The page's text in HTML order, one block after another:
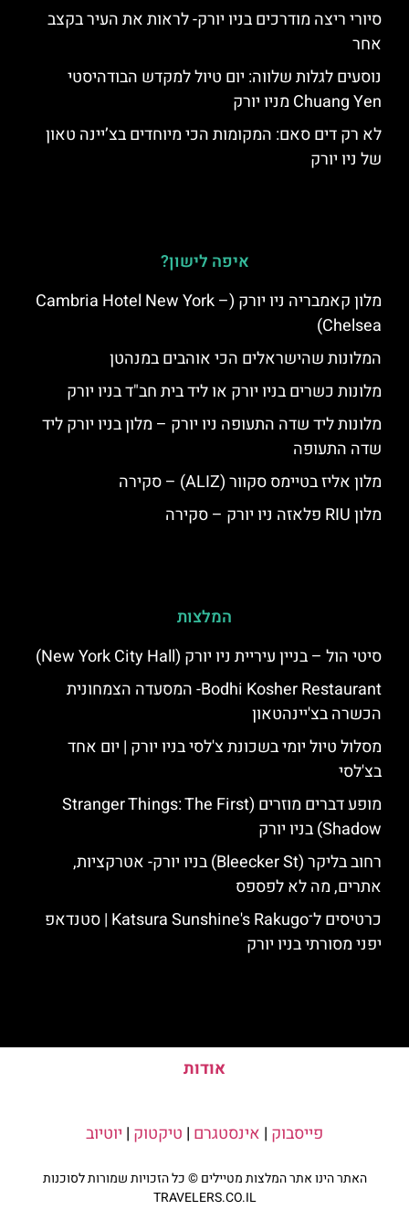
סיורי ריצה מודרכים בניו יורק- לראות את העיר בקצב
אחר
נוסעים לגלות שלווה: יום טיול למקדש הבודהיסטי
Chuang Yen מניו יורק
לא רק דים סאם: המקומות הכי מיוחדים בצ’יינה טאון
של ניו יורק
איפה לישון?
מלון קאמבריה ניו יורק (Cambria Hotel New York –
Chelsea)
המלונות שהישראלים הכי אוהבים במנהטן
מלונות כשרים בניו יורק או ליד בית חב"ד בניו יורק
מלונות ליד שדה התעופה ניו יורק – מלון בניו יורק ליד
שדה התעופה
מלון אליז בטיימס סקוור (ALIZ) – סקירה
מלון RIU פלאזה ניו יורק – סקירה
המלצות
סיטי הול – בניין עיריית ניו יורק (New York City Hall)
Bodhi Kosher Restaurant- המסעדה הצמחונית
הכשרה בצ'יינהטאון
מסלול טיול יומי בשכונת צ'לסי בניו יורק | יום אחד
בצ'לסי
מופע דברים מוזרים (Stranger Things: The First
Shadow) בניו יורק
רחוב בליקר (Bleecker St) בניו יורק- אטרקציות,
אתרים, מה לא לפספס
כרטיסים ל־Katsura Sunshine's Rakugo | סטנדאפ
יפני מסורתי בניו יורק
אודות
פייסבוק | אינסטגרם | טיקטוק | יוטיוב
האתר הינו אתר המלצות מטיילים © כל הזכויות שמורות לסוכנות
TRAVELERS.CO.IL